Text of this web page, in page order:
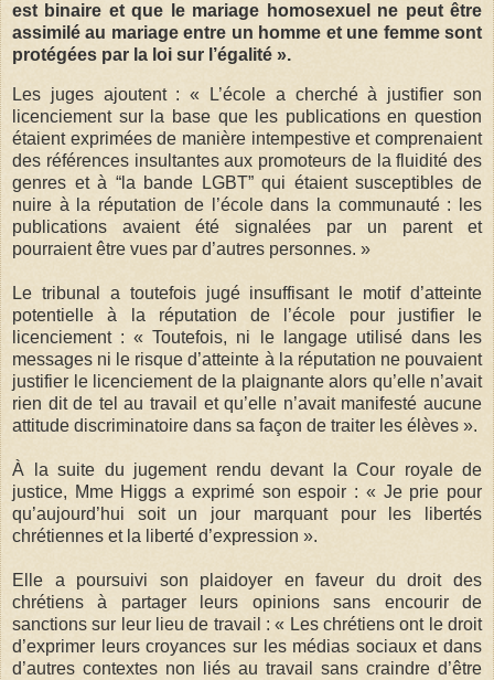
est binaire et que le mariage homosexuel ne peut être
assimilé au mariage entre un homme et une femme sont
protégées par la loi sur l’égalité ».
Les juges ajoutent : « L’école a cherché à justifier son
licenciement sur la base que les publications en question
étaient exprimées de manière intempestive et comprenaient
des références insultantes aux promoteurs de la fluidité des
genres et à “la bande LGBT” qui étaient susceptibles de
nuire à la réputation de l’école dans la communauté : les
publications avaient été signalées par un parent et
pourraient être vues par d’autres personnes. »
Le tribunal a toutefois jugé insuffisant le motif d’atteinte
potentielle à la réputation de l’école pour justifier le
licenciement : « Toutefois, ni le langage utilisé dans les
messages ni le risque d’atteinte à la réputation ne pouvaient
justifier le licenciement de la plaignante alors qu’elle n’avait
rien dit de tel au travail et qu’elle n’avait manifesté aucune
attitude discriminatoire dans sa façon de traiter les élèves ».
À la suite du jugement rendu devant la Cour royale de
justice, Mme Higgs a exprimé son espoir : « Je prie pour
qu’aujourd’hui soit un jour marquant pour les libertés
chrétiennes et la liberté d’expression ».
Elle a poursuivi son plaidoyer en faveur du droit des
chrétiens à partager leurs opinions sans encourir de
sanctions sur leur lieu de travail : « Les chrétiens ont le droit
d’exprimer leurs croyances sur les médias sociaux et dans
d’autres contextes non liés au travail sans craindre d’être